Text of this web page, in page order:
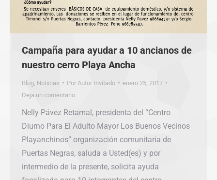
Campaña para ayudar a 10 ancianos de
nuestro cerro Playa Ancha
Blog Noticias Por Autor Invitado
enero 25, 2017
Deja un comentario
Nelly Pávez Retamal, presidenta del “Centro
Diurno Para El Adulto Mayor Los Buenos Vecinos
Playanchinos” organización comunitaria de
Puertas Negras, saluda a Usted(es) y por
intermedio de la presente, solicita ayuda